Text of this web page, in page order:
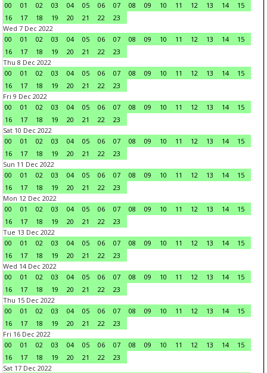
00
01 02 03 04 05 06 07 08 09 10 11 12 13 14
15
16
17 18 19 20 21 22
23
Wed 7 Dec 2022
00
01 02 03 04 05 06 07 08 09 10 11 12 13 14
15
16
17 18 19 20 21 22
23
Thu 8 Dec 2022
00
01 02 03 04 05 06 07 08 09 10 11 12 13 14
15
16
17 18 19 20 21 22
23
Fri 9 Dec 2022
00
01 02 03 04 05 06 07 08 09 10 11 12 13 14
15
16
17 18 19 20 21 22
23
Sat 10 Dec 2022
00
01 02 03 04 05 06 07 08 09 10 11 12 13 14
15
16
17 18 19 20 21 22
23
Sun 11 Dec 2022
00
01 02 03 04 05 06 07 08 09 10 11 12 13 14
15
16
17 18 19 20 21 22
23
Mon 12 Dec 2022
00
01 02 03 04 05 06 07 08 09 10 11 12 13 14
15
16
17 18 19 20 21 22
23
Tue 13 Dec 2022
00
01 02 03 04 05 06 07 08 09 10 11 12 13 14
15
16
17 18 19 20 21 22
23
Wed 14 Dec 2022
00
01 02 03 04 05 06 07 08 09 10 11 12 13 14
15
16
17 18 19 20 21 22
23
Thu 15 Dec 2022
00
01 02 03 04 05 06 07 08 09 10 11 12 13 14
15
16
17 18 19 20 21 22
23
Fri 16 Dec 2022
00
01 02 03 04 05 06 07 08 09 10 11 12 13 14
15
16
17 18 19 20 21 22
23
Sat 17 Dec 2022